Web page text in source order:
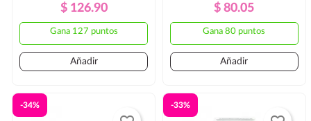
Precio
Regular
Precio
$ 126.90
Gana 127 puntos
Añadir
Precio
Regular
Precio
$ 80.05
Gana 80 puntos
Añadir
-34% -33%